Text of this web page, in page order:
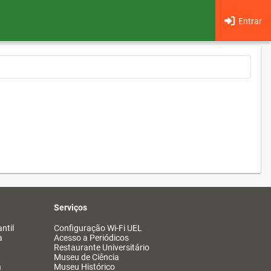
Entrar
Serviços
Configuração Wi-Fi UEL
Acesso a Periódicos
Restaurante Universitário
Museu de Ciência
Museu Histórico